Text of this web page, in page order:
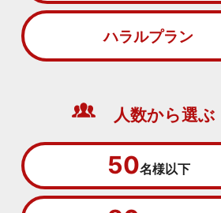
ハラルプラン
人数から選ぶ
50名様以下